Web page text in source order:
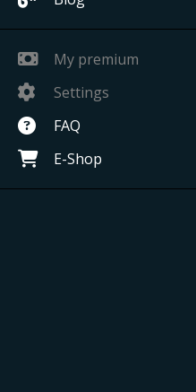
My premium
Settings
FAQ
E-Shop